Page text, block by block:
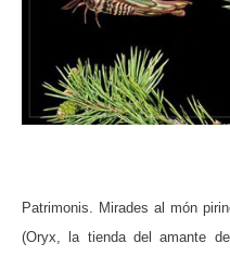
Patrimonis. Mirades al món
(Oryx, la tienda del amante